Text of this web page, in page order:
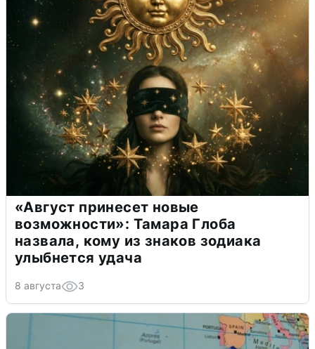
«Август принесет новые
возможности»: Тамара Глоба
назвала, кому из знаков зодиака
улыбнется удача
8 августа 3